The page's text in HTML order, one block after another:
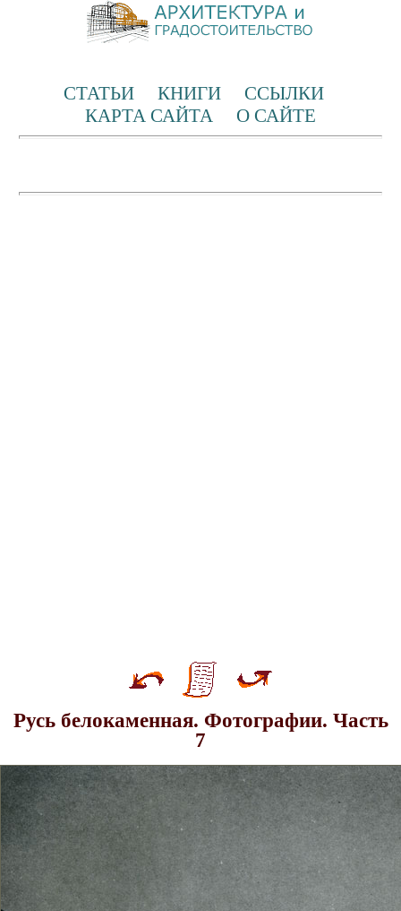
СТАТЬИ КНИГИ
ССЫЛКИ
КАРТА САЙТА
О САЙТЕ
Русь белокаменная. Фотографии. Часть
7